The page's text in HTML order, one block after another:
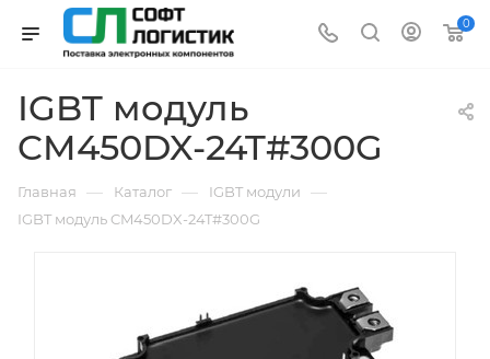
0
IGBT модуль
CM450DX-24T#300G
Главная — Каталог — IGBT модули —
IGBT модуль CM450DX-24T#300G